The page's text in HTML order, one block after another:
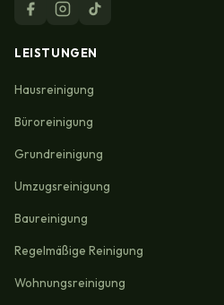
LEISTUNGEN
Hausreinigung
Büroreinigung
Grundreinigung
Umzugsreinigung
Baureinigung
Regelmäßige Reinigung
Wohnungsreinigung